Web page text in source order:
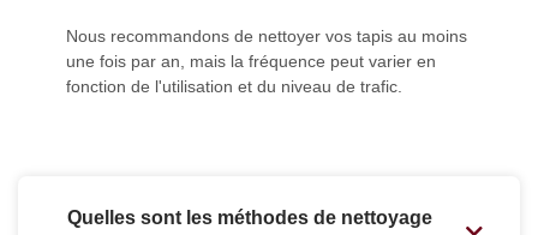
Nous recommandons de nettoyer vos tapis au moins
une fois par an, mais la fréquence peut varier en
fonction de l'utilisation et du niveau de trafic.
Quelles sont les méthodes de nettoyage